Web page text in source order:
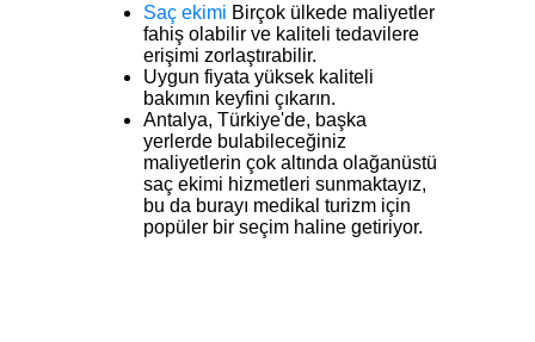
Saç ekimi Birçok ülkede maliyetler
fahiş olabilir ve kaliteli tedavilere
erişimi zorlaştırabilir.
Uygun fiyata yüksek kaliteli
bakımın keyfini çıkarın.
Antalya, Türkiye'de, başka
yerlerde bulabileceğiniz
maliyetlerin çok altında olağanüstü
saç ekimi hizmetleri sunmaktayız,
bu da burayı medikal turizm için
popüler bir seçim haline getiriyor.